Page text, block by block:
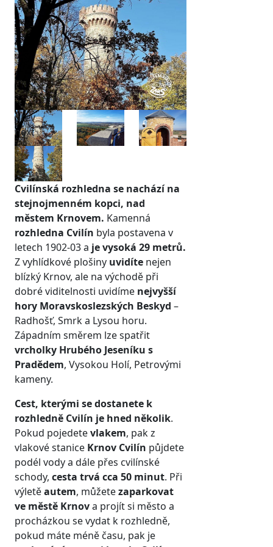
prev
next
Cvilínská rozhledna se nachází na
stejnojmenném kopci, nad
městem Krnovem. Kamenná
rozhledna Cvilín byla postavena v
letech 1902-03 a je vysoká 29 metrů.
Z vyhlídkové plošiny uvidíte nejen
blízký Krnov, ale na východě při
dobré viditelnosti uvidíme nejvyšší
hory Moravskoslezských Beskyd –
Radhošť, Smrk a Lysou horu.
Západním směrem lze spatřit
vrcholky Hrubého Jeseníku s
Pradědem, Vysokou Holí, Petrovými
kameny.
Cest, kterými se dostanete k
rozhledně Cvilín je hned několik.
Pokud pojedetevlakem, pak z
vlakové stanice Krnov Cvilín půjdete
podél vody a dále přes cvilínské
schody, cesta trvá cca 50 minut. Při
výletěautem, můžetezaparkovat
ve městě Krnova projít si město a
procházkou se vydat k rozhledně,
pokud máte méně času, pak je